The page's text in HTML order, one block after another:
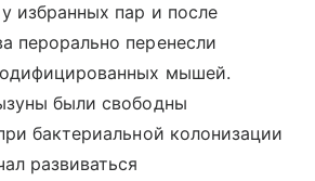
избранных пар и после
перорально перенесли
мышей.
были свободны
бактериальной колонизации
развиваться